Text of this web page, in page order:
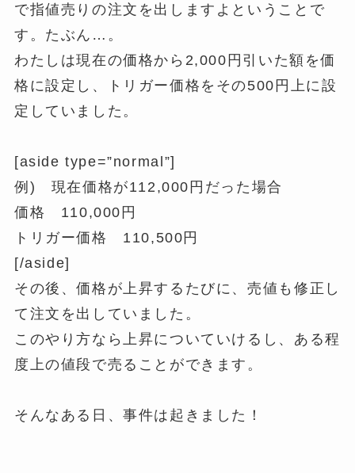
で指値売りの注文を出しますよということで
す。たぶん…。
わたしは現在の価格から2,000円引いた額を価
格に設定し、トリガー価格をその500円上に設
定していました。
[aside type=”normal”]
例) 現在価格が112,000円だった場合
価格 110,000円
トリガー価格 110,500円
[/aside]
その後、価格が上昇するたびに、売値も修正し
て注文を出していました。
このやり方なら上昇についていけるし、ある程
度上の値段で売ることができます。
そんなある日、事件は起きました！